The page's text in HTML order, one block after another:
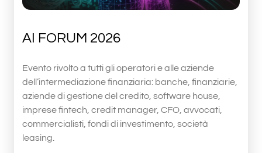
AI FORUM 2026
Evento rivolto a tutti gli operatori e alle aziende
dell’intermediazione finanziaria: banche, finanziarie,
aziende di gestione del credito, software house,
imprese fintech, credit manager, CFO, avvocati,
commercialisti, fondi di investimento, società
leasing.